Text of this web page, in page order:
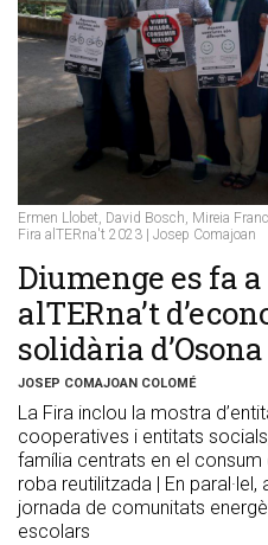
Ermen Llobet, David Bosch, Mireia
Fira alTERna't 2023 | Josep Comajoan
​Diumenge es fa
alTERna’t
solidària d’Osona
JOSEP COMAJOAN COLOMÉ
La Fira inclou la mostra
cooperatives i entitats
família centrats en el
roba reutilitzada | En paral·lel,
jornada de comunitats
escolars